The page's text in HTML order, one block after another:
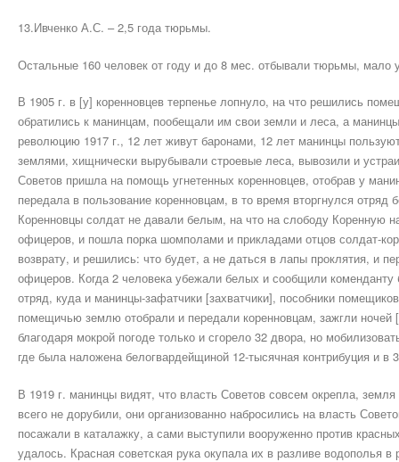
13.Ивченко А.С. – 2,5 года тюрьмы.
Остальные 160 человек от году и до 8 мес. отбывали тюрьмы, мало
В 1905 г. в [у] коренновцев терпенье лопнуло, на что решились
обратились к манинцам, пообещали им свои земли и леса, а
революцию 1917 г., 12 лет живут баронами, 12 лет манинцы
землями, хищнически вырубывали строевые леса, вывозили и
Советов пришла на помощь угнетенных коренновцев, отобрав у
передала в пользование коренновцам, в то время вторгнулся
Коренновцы солдат не давали белым, на что на слободу Коренную
офицеров, и пошла порка шомполами и прикладами отцов солдат-
возврату, и решились: что будет, а не даться в лапы проклятия, и
офицеров. Когда 2 человека убежали белых и сообщили коменданту
отряд, куда и манинцы-зафатчики [захватчики], пособники
помещичью землю отобрали и передали коренновцам, зажгли
благодаря мокрой погоде только и сгорело 32 двора, но
где была наложена белогвардейщиной 12-тысячная контрибуция и в
В 1919 г. манинцы видят, что власть Советов совсем окрепла,
всего не дорубили, они организованно набросились на власть
посажали в каталажку, а сами выступили вооруженно против
удалось. Красная советская рука окупала их в разливе водополья